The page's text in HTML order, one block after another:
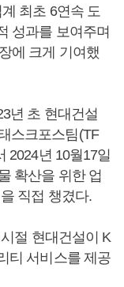
최초 6연속 도
성과를 보여주며
에 크게 기여했
년 초 현대건설
스크포스팀(TF
2024년 10월17일
확산을 위한 업
직접 챙겼다.
절 현대건설이 K
티 서비스를 제공